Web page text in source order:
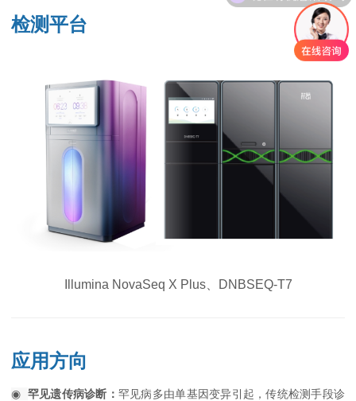
检测平台
Illumina NovaSeq X Plus、DNBSEQ-T7
应用方向
◉ 罕见遗传病诊断： 罕见病多由单基因变异引起，传统检测手段诊